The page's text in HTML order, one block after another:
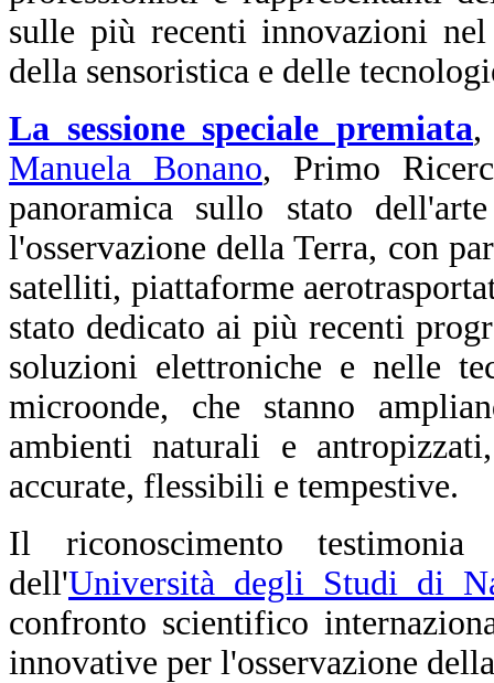
sulle più recenti innovazioni
della sensoristica e delle
La sessione speciale premiata,
Manuela Bonano, Primo
panoramica sullo stato
l'osservazione della Terra, con
satelliti, piattaforme
stato dedicato ai più recenti
soluzioni elettroniche e nelle
microonde, che stanno
ambienti naturali e
accurate, flessibili e tempestive.
Il riconoscimento
dell'Università degli Studi di
confronto scientifico
innovative per l'osservazione